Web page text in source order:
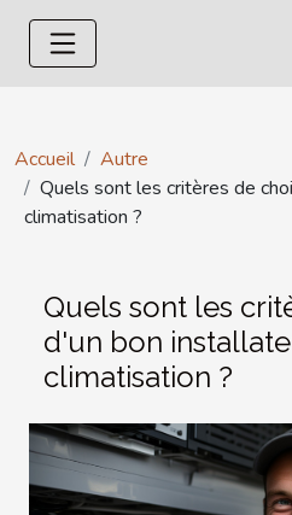
Accueil
Autre
Quels sont les critères de
climatisation ?
Quels sont les
d'un bon
climatisation ?